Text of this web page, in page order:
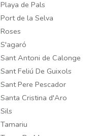
Playa de Pals
Port de la Selva
Roses
S'agaró
Sant Antoni de Calonge
Sant Feliú De Guixols
Sant Pere Pescador
Santa Cristina d'Aro
Sils
Tamariu